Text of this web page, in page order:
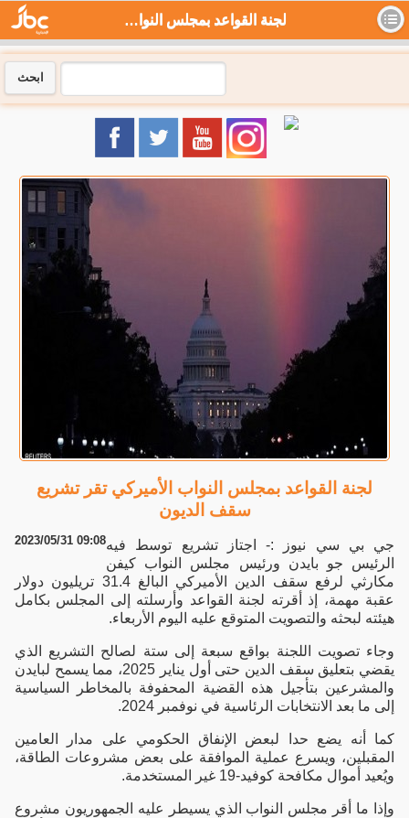
لجنة القواعد بمجلس النواب الأميركي تقر تشريع سقف الديون - جي بي سي نيوز
ابحث
لجنة القواعد بمجلس النواب الأميركي تقر تشريع
سقف الديون
2023/05/31 09:08جي بي سي نيوز :- اجتاز تشريع توسط فيه
الرئيس جو بايدن ورئيس مجلس النواب كيفن
مكارثي لرفع سقف الدين الأميركي البالغ 31.4 تريليون دولار
عقبة مهمة، إذ أقرته لجنة القواعد وأرسلته إلى المجلس بكامل
هيئته لبحثه والتصويت المتوقع عليه اليوم الأربعاء.
وجاء تصويت اللجنة بواقع سبعة إلى ستة لصالح التشريع الذي
يقضي بتعليق سقف الدين حتى أول يناير 2025، مما يسمح لبايدن
والمشرعين بتأجيل هذه القضية المحفوفة بالمخاطر السياسية
إلى ما بعد الانتخابات الرئاسية في نوفمبر 2024.
كما أنه يضع حدا لبعض الإنفاق الحكومي على مدار العامين
المقبلين، ويسرع عملية الموافقة على بعض مشروعات الطاقة،
ويُعيد أموال مكافحة كوفيد-19 غير المستخدمة.
وإذا ما أقر مجلس النواب الذي يسيطر عليه الجمهوريون مشروع